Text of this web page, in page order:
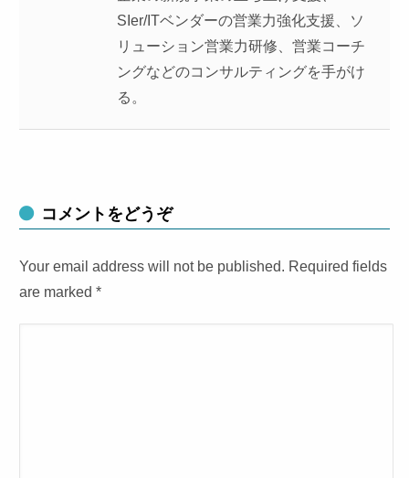
SIer/ITベンダーの営業力強化支援、ソ
リューション営業力研修、営業コーチ
ングなどのコンサルティングを手がけ
る。
コメントをどうぞ
Your email address will not be published. Required fields
are marked*